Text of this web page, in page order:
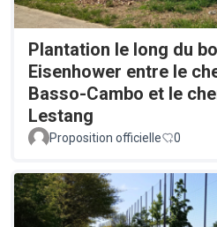
Plantation le long du
Eisenhower entre le
Basso-Cambo et le
Lestang
Proposition officielle 0